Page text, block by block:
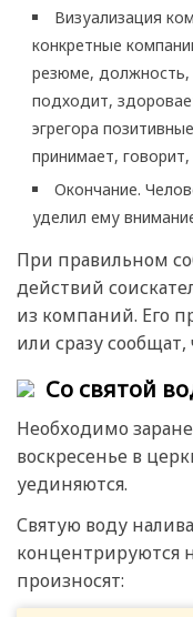
Визуализация
конкретные
резюме, должность,
подходит,
эгрегора
принимает,
Окончание.
уделил ему
При правильном
действий
из компаний. Его
или сразу сообщат,
Со святой
Необходимо
воскресенье в
уединяются.
Святую воду
концентрируются
произносят: